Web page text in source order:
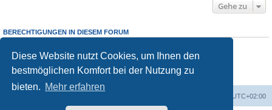
Diese Website nutzt Cookies, um Ihnen den
bestmöglichen Komfort bei der Nutzung zu
bieten. Mehr erfahren
Gehe zu
BERECHTIGUNGEN IN DIESEM FORUM
Sie dürfenkeineAntworten zu Themen in diesem Forum erstellen.
Sie dürfen Ihre Beiträge in diesem Forumnicht ändern.
Sie dürfen Ihre Beiträge in diesem Forumnichtlöschen.
keine
UTC+02:00